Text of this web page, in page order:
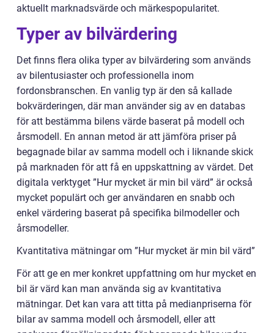
aktuellt marknadsvärde och märkespopularitet.
Typer av bilvärdering
Det finns flera olika typer av bilvärdering som används
av bilentusiaster och professionella inom
fordonsbranschen. En vanlig typ är den så kallade
bokvärderingen, där man använder sig av en databas
för att bestämma bilens värde baserat på modell och
årsmodell. En annan metod är att jämföra priser på
begagnade bilar av samma modell och i liknande skick
på marknaden för att få en uppskattning av värdet. Det
digitala verktyget ”Hur mycket är min bil värd” är också
mycket populärt och ger användaren en snabb och
enkel värdering baserat på specifika bilmodeller och
årsmodeller.
Kvantitativa mätningar om ”Hur mycket är min bil värd”
För att ge en mer konkret uppfattning om hur mycket en
bil är värd kan man använda sig av kvantitativa
mätningar. Det kan vara att titta på medianpriserna för
bilar av samma modell och årsmodell, eller att